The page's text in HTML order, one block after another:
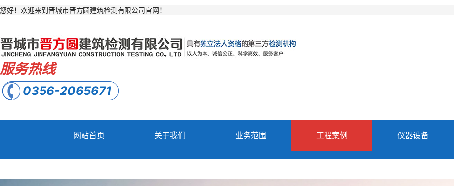
您好！欢迎来到晋城市晋方圆建筑检测有限公司官网！
服务热线
0356-2065671
网站首页 关于我们 业务范围 工程案例 仪器设备